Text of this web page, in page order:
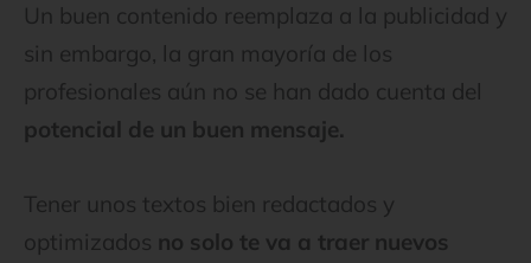
Un buen contenido reemplaza a la publicidad y
sin embargo, la gran mayoría de los
profesionales aún no se han dado cuenta del
potencial de un buen mensaje.
Tener unos textos bien redactados y
optimizados no solo te va a traer nuevos